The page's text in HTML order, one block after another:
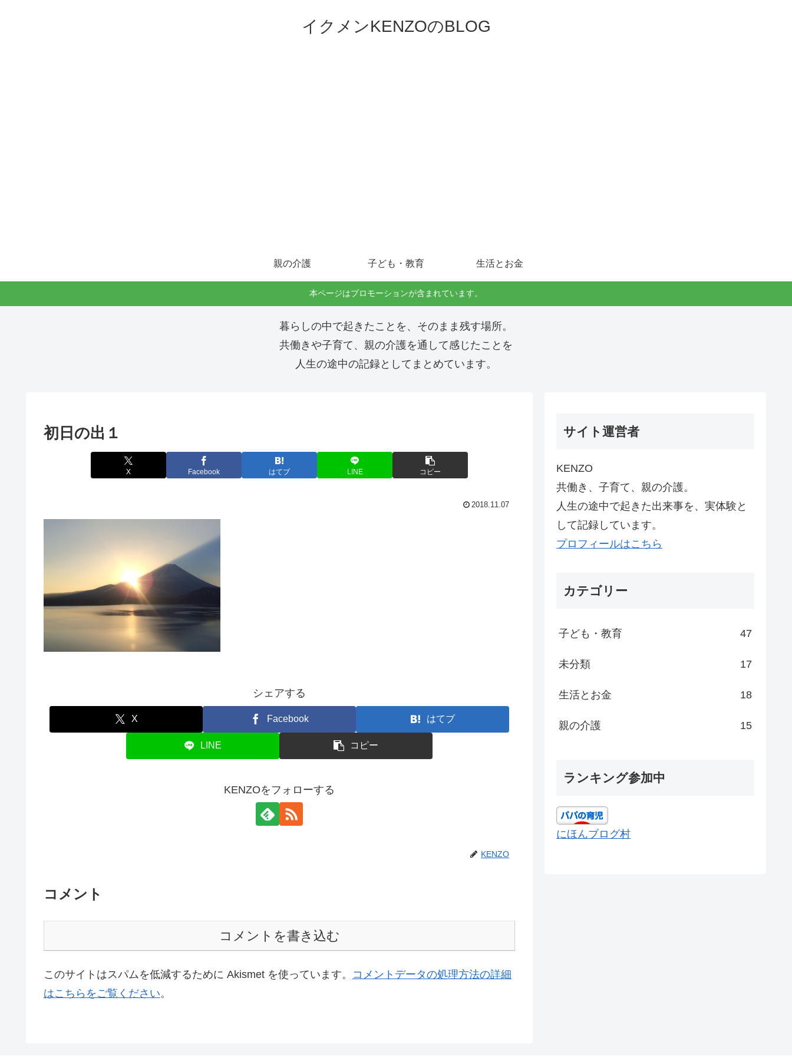
イクメンKENZOのBLOG
親の介護 子ども・教育 生活とお金
本ページはプロモーションが含まれています。
暮らしの中で起きたことを、そのまま残す場所。
共働きや子育て、親の介護を通して感じたことを
人生の途中の記録としてまとめています。
初日の出１
X Facebook はてブ LINE コピー
2018.11.07
シェアする
X Facebook はてブ
LINE コピー
KENZOをフォローする
KENZO
コメント
コメントを書き込む
このサイトはスパムを低減するために Akismet を使っています。 コメントデータの処理方法の詳細
はこちらをご覧ください。
サイト運営者
KENZO
共働き、子育て、親の介護。
人生の途中で起きた出来事を、実体験と
して記録しています。
プロフィールはこちら
カテゴリー
子ども・教育 47
未分類 17
生活とお金 18
親の介護 15
ランキング参加中
にほんブログ村